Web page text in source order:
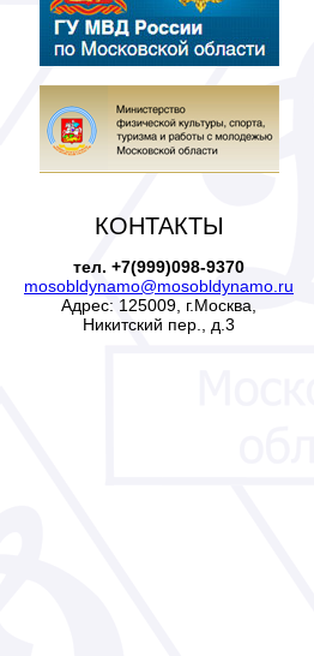
КОНТАКТЫ
тел. +7(999)098-9370
mosobldynamo@mosobldynamo.ru
Адрес: 125009, г.Москва,
Никитский пер., д.3